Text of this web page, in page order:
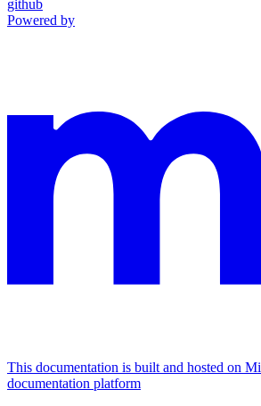
github
Powered by
This documentation is built and hosted on
documentation platform